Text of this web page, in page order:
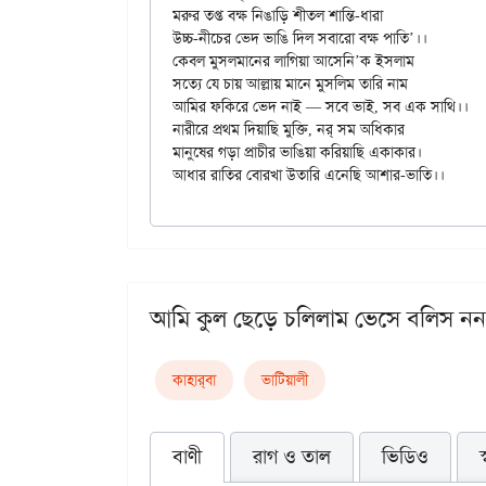
মরুর তপ্ত বক্ষ নিঙাড়ি শীতল শান্তি-ধারা
উচ্চ-নীচের ভেদ ভাঙি দিল সবারো বক্ষ পাতি’।।
কেবল মুসলমানের লাগিয়া আসেনি’ক ইসলাম
সত্যে যে চায় আল্লায় মানে মুসলিম তারি নাম
আমির ফকিরে ভেদ নাই — সবে ভাই, সব এক সাথি।।
নারীরে প্রথম দিয়াছি মুক্তি, নর্‌ সম অধিকার
মানুষের গড়া প্রাচীর ভাঙিয়া করিয়াছি একাকার।
আমি কুল ছেড়ে চলিলাম ভেসে বলিস
কাহার্‌বা ভাটিয়ালী
বাণী রাগ ও তাল ভিডিও